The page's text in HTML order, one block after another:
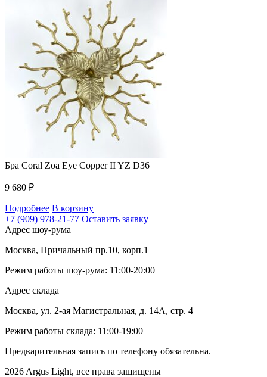
Бра Coral Zoa Eye Copper II YZ D36
9 680 ₽
Подробнее В корзину
+7 (909) 978-21-77 Оставить заявку
Адрес шоу-рума
Москва, Причальный пр.10, корп.1
Режим работы шоу-рума: 11:00-20:00
Адрес склада
Москва, ул. 2-ая Магистральная, д. 14А, стр. 4
Режим работы склада: 11:00-19:00
Предварительная запись по телефону обязательна.
2026 Argus Light, все права защищены